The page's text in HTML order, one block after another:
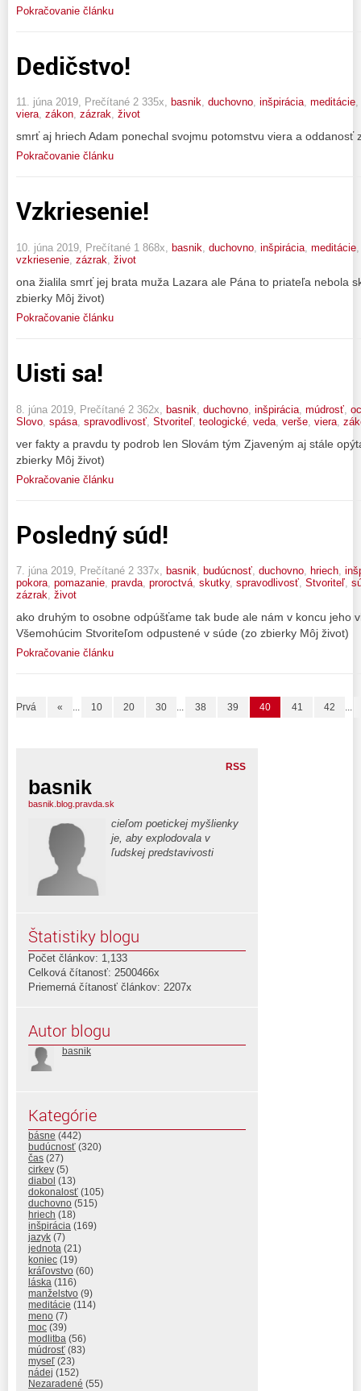
Pokračovanie článku
Dedičstvo!
11. júna 2019, Prečítané 2 335x, basnik, duchovno, inšpirácia, meditácie,
viera, zákon, zázrak, život
smrť aj hriech Adam ponechal svojmu potomstvu viera a oddanosť
Pokračovanie článku
Vzkriesenie!
10. júna 2019, Prečítané 1 868x, basnik duchovno inšpirácia meditácie
vzkriesenie zázrak život
ona žialila smrť jej brata muža Lazara ale Pána to priateľa nebola
zbierky Môj život)
Pokračovanie článku
Uisti sa!
8. júna 2019, Prečítané 2 362x, basnik duchovno inšpirácia múdrosť
Slovo spása spravodlivosť Stvoriteľ teologické veda verše viera
ver fakty a pravdu ty podrob len Slovám tým Zjaveným aj stále
zbierky Môj život)
Pokračovanie článku
Posledný súd!
7. júna 2019, Prečítané 2 337x, basnik, budúcnosť, duchovno, hriech,
pokora, pomazanie, pravda, proroctvá, skutky, spravodlivosť, Stvoriteľ,
zázrak, život
ako druhým to osobne odpúšťame tak bude ale nám v koncu jeho
Všemohúcim Stvoriteľom odpustené v súde (zo zbierky Môj život)
Pokračovanie článku
Prvá « ... 10 20 30 ... 38 39 40 41 42 ...
RSS
basnik
basnik.blog.pravda.sk
cieľom poetickej myšlienky
je, aby explodovala v
ľudskej predstavivosti
Štatistiky blogu
Počet článkov: 1,133
Celková čítanosť: 2500466x
Priemerná čítanosť článkov: 2207x
Autor blogu
basnik
Kategórie
básne (442)
budúcnosť (320)
čas (27)
cirkev (5)
diabol (13)
dokonalosť (105)
duchovno (515)
hriech (18)
inšpirácia (169)
jazyk (7)
jednota (21)
koniec (19)
kráľovstvo (60)
láska (116)
manželstvo (9)
meditácie (114)
meno (7)
moc (39)
modlitba (56)
múdrosť (83)
myseľ (23)
nádej (152)
Nezaradené (55)